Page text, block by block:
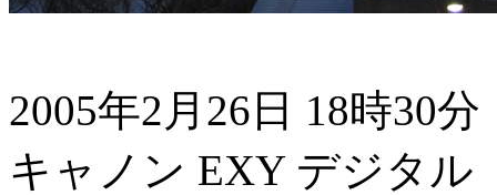
2005年2月26日 18時30分
キャノン EXY デジタル